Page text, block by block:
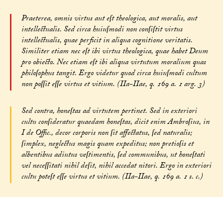
Praeterea, omnis virtus aut eſt theologica, aut moralis, aut
intellectualis. Sed circa huiuſmodi non conſiſtit virtus
intellectualis, quae perficit in aliqua cognitione veritatis.
Similiter etiam nec eſt ibi virtus theologica, quae habet Deum
pro obiecto. Nec etiam eſt ibi aliqua virtutum moralium quas
philoſophus tangit. Ergo videtur quod circa huiuſmodi cultum
non poſſit eſſe virtus et vitium. (IIa-IIae, q. 169 a. 1 arg. 3)
Sed contra, honeſtas ad virtutem pertinet. Sed in exteriori
cultu conſideratur quaedam honeſtas, dicit enim Ambroſius, in
I de Offic., decor corporis non ſit affectatus, ſed naturalis;
ſimplex, neglectus magis quam expeditus; non pretioſis et
albentibus adiutus veſtimentis, ſed communibus, ut honeſtati
vel neceſſitati nihil deſit, nihil accedat nitori. Ergo in exteriori
cultu poteſt eſſe virtus et vitium. (IIa-IIae, q. 169 a. 1 s. c.)